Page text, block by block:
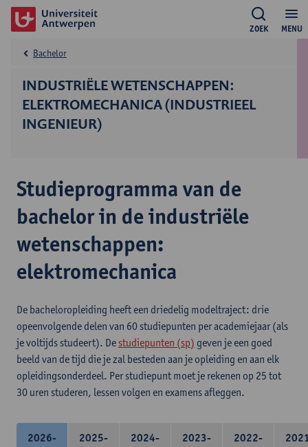
MENU
ZOEK
INDUSTRIËLE WETENSCHAPPEN:
ELEKTROMECHANICA (INDUSTRIEEL
INGENIEUR)
Bachelor
Studieprogramma van de
bachelor in de industriële
wetenschappen:
elektromechanica
De bacheloropleiding heeft een driedelig modeltraject: drie
opeenvolgende delen van 60 studiepunten per academiejaar (als
je voltijds studeert). De studiepunten (sp) geven je een goed
beeld van de tijd die je zal besteden aan je opleiding en aan elk
opleidingsonderdeel. Per studiepunt moet je rekenen op 25 tot
30 uren studeren, lessen volgen en examens afleggen.
2026-
2025-
2024-
2023-
2022-